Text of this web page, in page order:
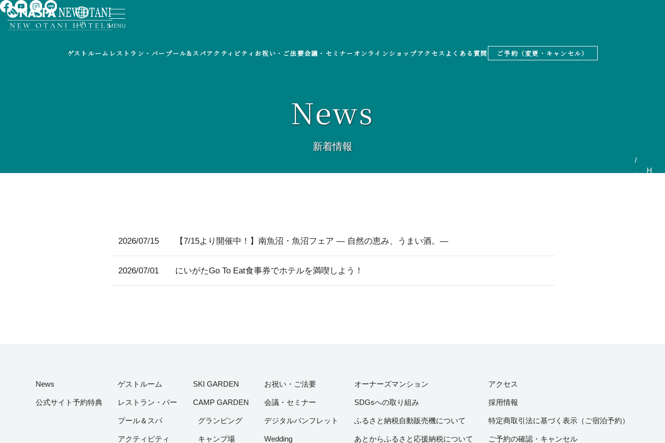
JP MENU
ゲストルーム レストラン・バー プール&スパアクティビティ お祝い・ご法要会議・セミナー オンラインショップアクセス よくある質問 ご予約（変更・キャンセル）
News
新着情報
HOME
2026/07/15 【7/15より開催中！】南魚沼・魚沼フェア ― 自然の恵み、うまい酒。―
2026/07/01 にいがたGo To Eat食事券でホテルを満喫しよう！
News
公式サイト予約特典
ゲストルーム
レストラン・バー
プール＆スパ
アクティビティ
SKI GARDEN
CAMP GARDEN
グランピング
キャンプ場
お祝い・ご法要
会議・セミナー
デジタルパンフレット
Wedding
オーナーズマンション
SDGsへの取り組み
ふるさと納税自動販売機について
あとからふるさと応援納税について
アクセス
採用情報
特定商取引法に基づく表示（ご宿泊予約）
ご予約の確認・キャンセル